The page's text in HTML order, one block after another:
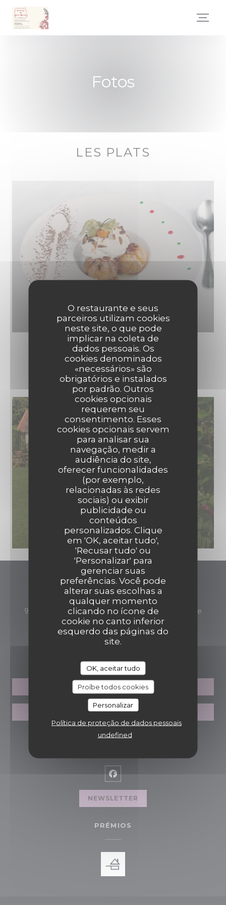
Painel de Gerenciamento de Cookies
O restaurante e seus
parceiros utilizam cookies
neste site, o que pode
implicar na coleta de
dados pessoais. Os
cookies denominados
«necessários» são
obrigatórios e instalados
por padrão. Outros
cookies opcionais
requerem seu
consentimento. Esses
cookies opcionais servem
para analisar sua
navegação, medir a
audiência do site,
oferecer funcionalidades
(por exemplo,
relacionadas às redes
sociais) ou exibir
publicidade ou
conteúdos
personalizados. Clique
em 'OK, aceitar tudo',
'Recusar tudo' ou
'Personalizar' para
gerenciar suas
preferências. Você pode
alterar suas escolhas a
qualquer momento
clicando no ícone de
cookie no canto inferior
esquerdo das páginas do
site.
OK, aceitar tudo
Proíbe todos cookies
Personalizar
Política de proteção de dados pessoais
undefined
Fotos
LES PLATS
LE RESTAURANT
Auberge du Petit Morin
93 avenue de Rebais 77260 La-Ferté-sous-Jouarre
01 60 22 02 39
RESERVAR UMA MESA
VOUCHERS
SIGA-NOS
Facebook ((abre numa
NEWSLETTER
PRÉMIOS